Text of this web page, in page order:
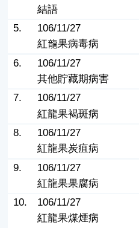
結語
5.
106/11/27
紅龍果病毒病
6.
106/11/27
其他貯藏期病害
7.
106/11/27
紅龍果褐斑病
8.
106/11/27
紅龍果炭疽病
9.
106/11/27
紅龍果果腐病
10.
106/11/27
紅龍果煤煙病